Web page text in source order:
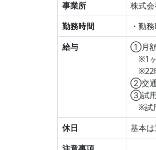
事業所
株式会
勤務時間
・勤
給与
①月額
※1ヶ
※22
②交通
③試用
※試
休日
基本